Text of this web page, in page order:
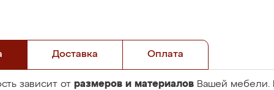
Доставка Оплата
зависит от размеров и материалов Вашей мебели.